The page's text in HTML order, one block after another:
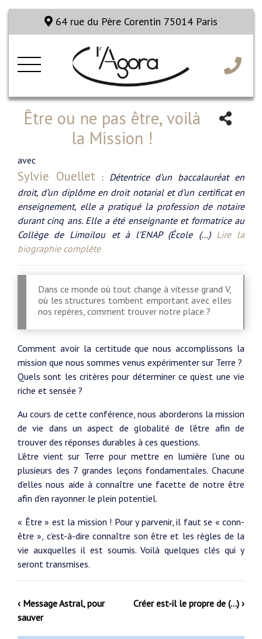
64 rue du Père Corentin 75014 Paris
Être ou ne pas être, voilà
la Mission !
avec
Sylvie Ouellet: Détentrice d’un baccalauréat en
droit, d’un diplôme en droit notarial et d’un certificat en
enseignement, elle a pratiqué la profession de notaire
durant cinq ans. Elle a été enseignante et formatrice au
Collège de Limoilou et à l’ENAP (École (…) Lire la
biographie complète
Dans ce monde où tout change à vitesse grand V,
où les structures tombent emportant avec elles
nos repères, comment trouver notre place ?
Comment avoir la certitude que nous accomplissons la
mission que nous sommes venus expérimenter sur Terre ?
Quels sont les critères pour déterminer ce qu’est une vie
riche et sensée ?
Au cours de cette conférence, nous aborderons la mission
de vie dans un aspect de globalité de l’être afin de
trouver des réponses durables à ces questions.
L’être vient sur Terre pour mettre en lumière l’une ou
plusieurs des 7 grandes leçons fondamentales. Chacune
d’elles nous aide à connaître une facette de notre être
afin d’en rayonner le plein potentiel.
« Être » est la mission ! Pour y parvenir, il faut se « conn-
être », c’est-à-dire connaître son être et les règles de la
vie auxquelles il est soumis. Voilà quelques clés qui y
seront transmises.
‹ Message Astral, pour
sauver
Créer est-il le propre de (…) ›